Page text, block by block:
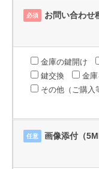
必須 お問い合わせ
金庫の鍵開け
鍵交換
金
その他（ご購入
任意 画像添付（